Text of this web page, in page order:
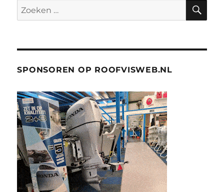
Zoeken
naar:
SPONSOREN OP ROOFVISWEB.NL